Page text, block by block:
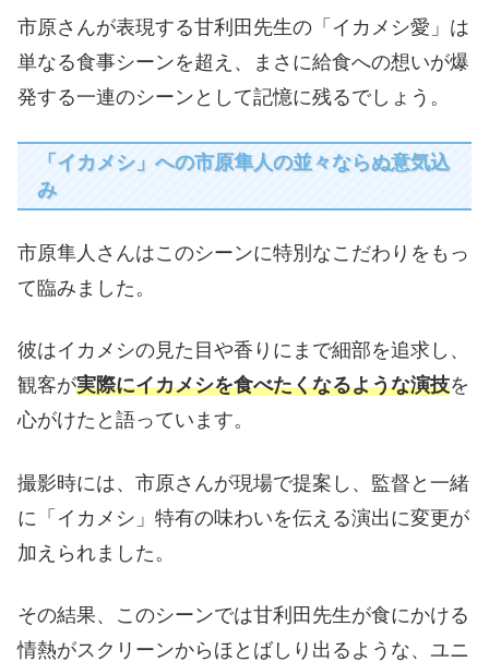
市原さんが表現する甘利田先生の「イカメシ愛」は
単なる食事シーンを超え、まさに給食への想いが爆
発する一連のシーンとして記憶に残るでしょう。
「イカメシ」への市原隼人の並々ならぬ意気込
み
市原隼人さんはこのシーンに特別なこだわりをもっ
て臨みました。
彼はイカメシの見た目や香りにまで細部を追求し、
観客が実際にイカメシを食べたくなるような演技を
心がけたと語っています。
撮影時には、市原さんが現場で提案し、監督と一緒
に「イカメシ」特有の味わいを伝える演出に変更が
加えられました。
その結果、このシーンでは甘利田先生が食にかける
情熱がスクリーンからほとばしり出るような、ユニ